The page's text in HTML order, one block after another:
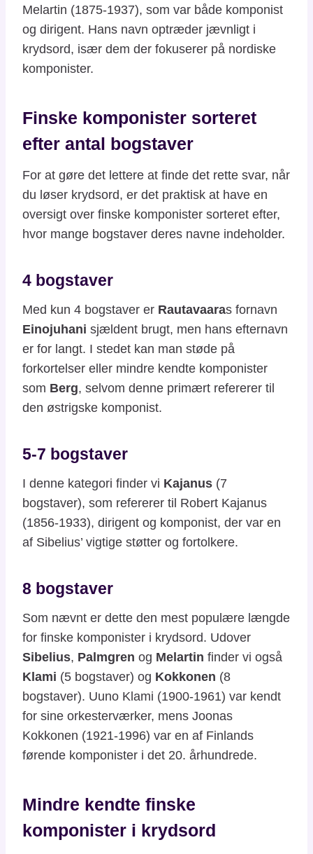
Melartin (1875-1937), som var både komponist
og dirigent. Hans navn optræder jævnligt i
krydsord, især dem der fokuserer på nordiske
komponister.
Finske komponister sorteret
efter antal bogstaver
For at gøre det lettere at finde det rette svar, når
du løser krydsord, er det praktisk at have en
oversigt over finske komponister sorteret efter,
hvor mange bogstaver deres navne indeholder.
4 bogstaver
Med kun 4 bogstaver er Rautavaaras fornavn
Einojuhani sjældent brugt, men hans efternavn
er for langt. I stedet kan man støde på
forkortelser eller mindre kendte komponister
som Berg, selvom denne primært refererer til
den østrigske komponist.
5-7 bogstaver
I denne kategori finder vi Kajanus (7
bogstaver), som refererer til Robert Kajanus
(1856-1933), dirigent og komponist, der var en
af Sibelius’ vigtige støtter og fortolkere.
8 bogstaver
Som nævnt er dette den mest populære længde
for finske komponister i krydsord. Udover
Sibelius, Palmgren og Melartin finder vi også
Klami (5 bogstaver) og Kokkonen (8
bogstaver). Uuno Klami (1900-1961) var kendt
for sine orkesterværker, mens Joonas
Kokkonen (1921-1996) var en af Finlands
førende komponister i det 20. århundrede.
Mindre kendte finske
komponister i krydsord